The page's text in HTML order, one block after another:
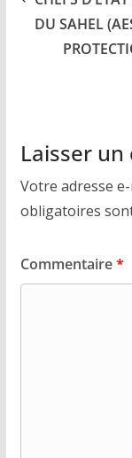
DU SAHEL
Laisser
Votre adresse
obligatoires
Commentaire*